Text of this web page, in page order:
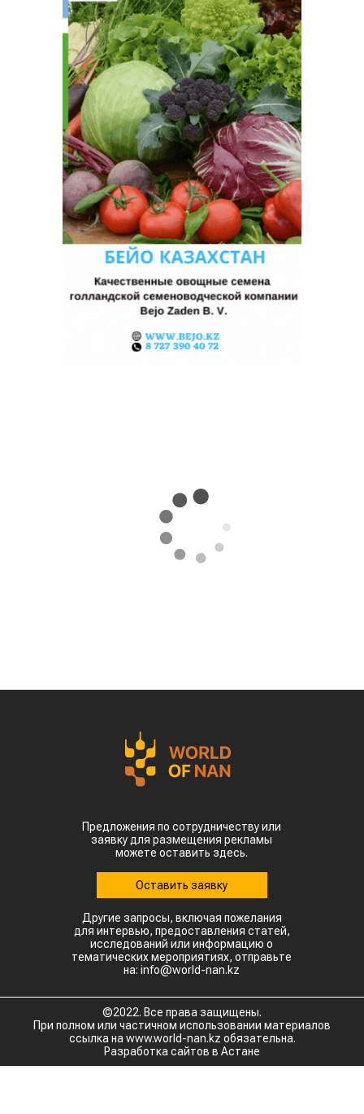
Предложения по сотрудничеству или
заявку для размещения рекламы
можете оставить здесь.
Оставить заявку
Другие запросы, включая пожелания
для интервью, предоставления статей,
исследований или информацию о
тематических мероприятиях, отправьте
на: info@world-nan.kz
©2022. Все права защищены.
При полном или частичном использовании материалов
ссылка на www.world-nan.kz обязательна.
Разработка сайтов в Астане